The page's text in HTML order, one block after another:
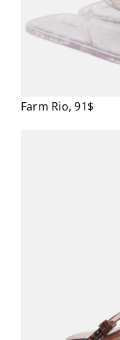
Farm Rio, 91$